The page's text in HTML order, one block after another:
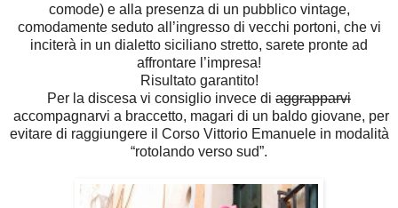
comode) e alla presenza di un pubblico vintage,
comodamente seduto all’ingresso di vecchi portoni, che vi
inciterà in un dialetto siciliano stretto, sarete pronte ad
affrontare l’impresa!
Risultato garantito!
Per la discesa vi consiglio invece di aggrapparvi
accompagnarvi a braccetto, magari di un baldo giovane, per
evitare di raggiungere il Corso Vittorio Emanuele in modalità
“rotolando verso sud”.